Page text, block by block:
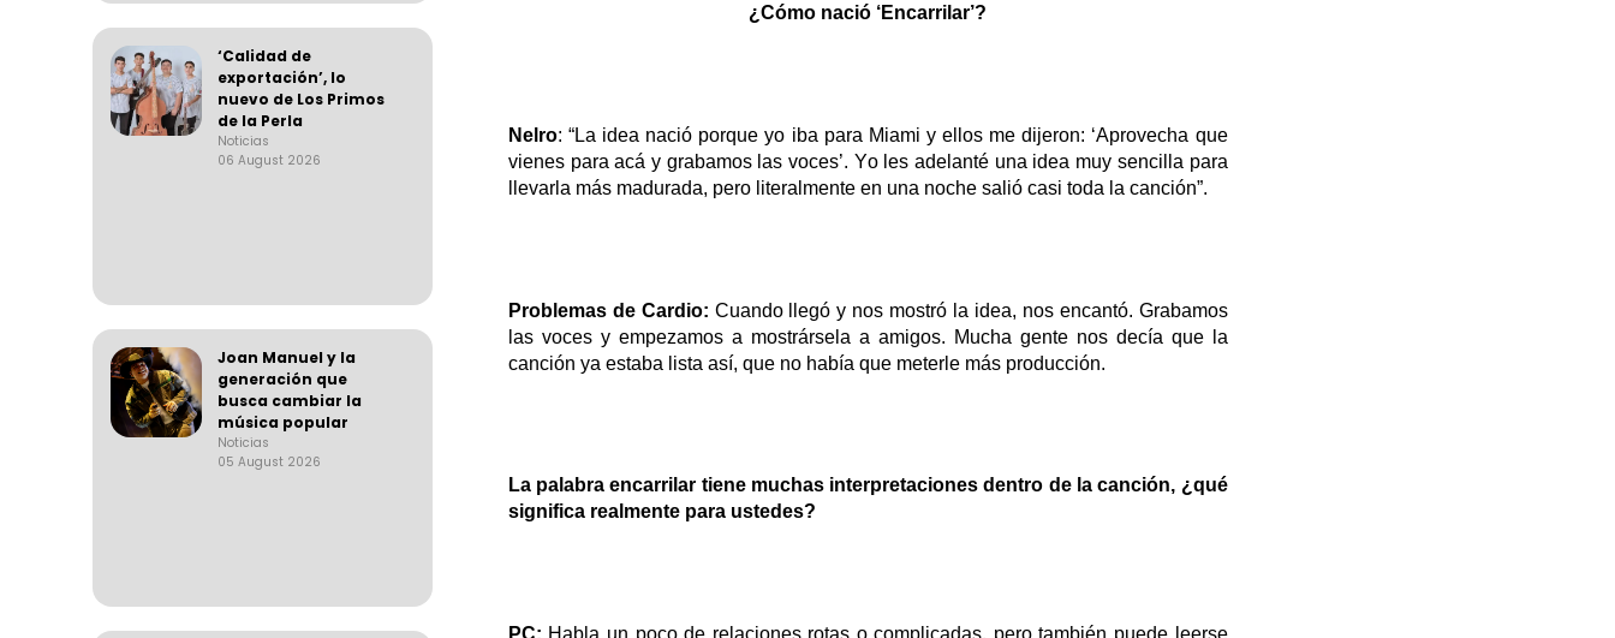
‘Calidad de
exportación’, lo
nuevo de Los Primos
de la Perla
Noticias
06 August 2026
Joan Manuel y la
generación que
busca cambiar la
música popular
Noticias
05 August 2026
¿Cómo nació ‘Encarrilar’?
Nelro: “La idea nació porque yo iba para Miami y ellos me dijeron: ‘Aprovecha que
vienes para acá y grabamos las voces’. Yo les adelanté una idea muy sencilla para
llevarla más madurada, pero literalmente en una noche salió casi toda la canción”.
Problemas de Cardio: Cuando llegó y nos mostró la idea, nos encantó. Grabamos
las voces y empezamos a mostrársela a amigos. Mucha gente nos decía que la
canción ya estaba lista así, que no había que meterle más producción.
La palabra encarrilar tiene muchas interpretaciones dentro de la canción, ¿qué
significa realmente para ustedes?
PC: Habla un poco de relaciones rotas o complicadas, pero también puede leerse